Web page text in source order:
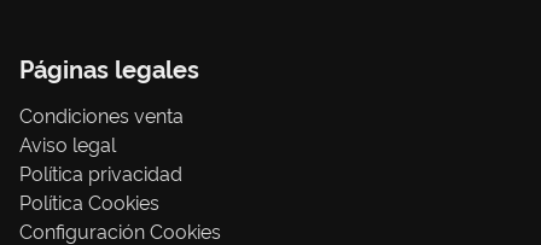
Páginas legales
Condiciones venta
Aviso legal
Política privacidad
Política Cookies
Configuración Cookies